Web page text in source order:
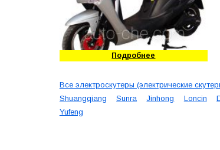
Подробнее
Все электроскутеры (электрические
Shuangqiang
Sunra Jinhong Loncin
Yufeng